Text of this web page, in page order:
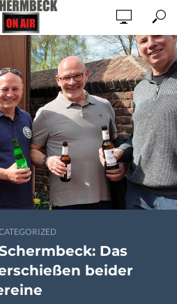
Das
beider